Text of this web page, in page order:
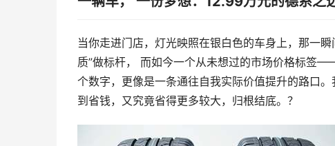
当你走进门店，灯光映照在银白色的车身上，那一
质”做标杆， 而如今一个从未想过的市场价格标
个数字，更像是一条通往自我实际价值提升的路口
到省钱，又究竟省得更多较大，归根结底。？